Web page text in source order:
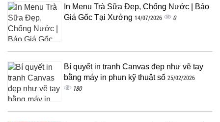
In Menu Trà Sữa Đẹp, Chống Nước | Báo
Giá Gốc Tại Xưởng 14/07/2026 0
Bí quyết in tranh Canvas đẹp như vẽ tay
bằng máy in phun kỹ thuật số 25/02/2026
180